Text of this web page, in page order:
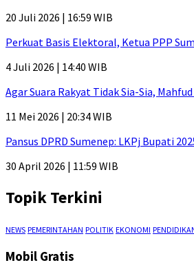
20 Juli 2026 | 16:59 WIB
Perkuat Basis Elektoral, Ketua PPP
4 Juli 2026 | 14:40 WIB
Agar Suara Rakyat Tidak Sia-Sia,
11 Mei 2026 | 20:34 WIB
Pansus DPRD Sumenep: LKPj Bupati
30 April 2026 | 11:59 WIB
Topik Terkini
NEWS PEMERINTAHAN POLITIK EKONOMI
Mobil Gratis